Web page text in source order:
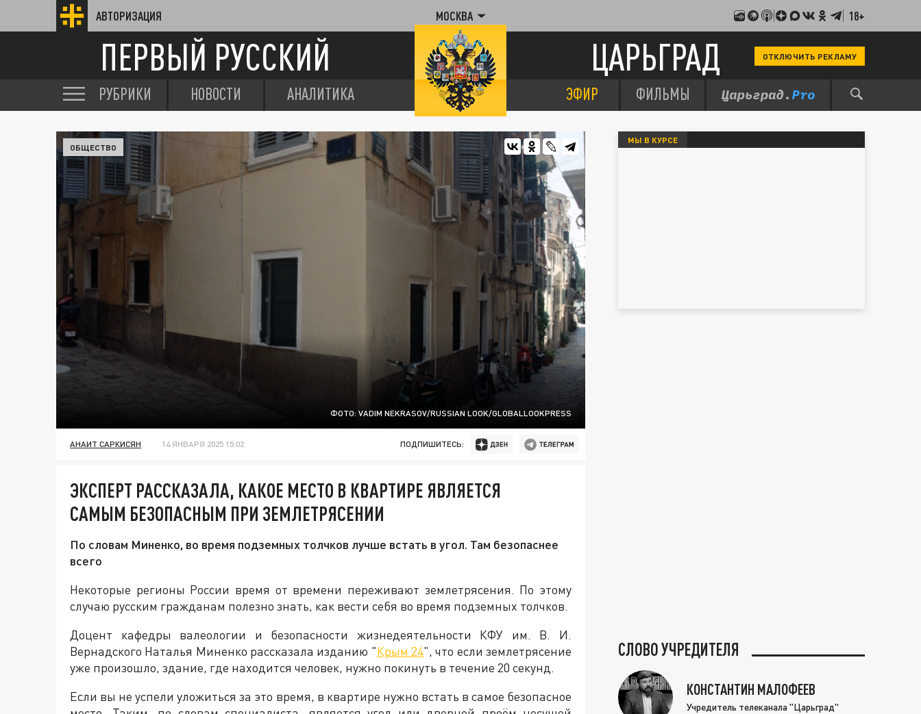
АВТОРИЗАЦИЯ МОСКВА 18+
ПЕРВЫЙ РУССКИЙ ЦАРЬГРАД ОТКЛЮЧИТЬ РЕКЛАМУ
РУБРИКИ НОВОСТИ АНАЛИТИКА ЭФИР ФИЛЬМЫ
ФОТО: VADIM NEKRASOV/RUSSIAN LOOK/GLOBALLOOKPRESS
ОБЩЕСТВО
АНАИТ САРКИСЯН 14 ЯНВАРЯ 2025 15:02 ПОДПИШИТЕСЬ:
ЭКСПЕРТ РАССКАЗАЛА, КАКОЕ МЕСТО В КВАРТИРЕ ЯВЛЯЕТСЯ
САМЫМ БЕЗОПАСНЫМ ПРИ ЗЕМЛЕТРЯСЕНИИ
По словам Миненко, во время подземных толчков лучше встать в угол. Там безопаснее
всего
Некоторые регионы России время от времени переживают землетрясения. По этому
случаю русским гражданам полезно знать, как вести себя во время подземных толчков.
Доцент кафедры валеологии и безопасности жизнедеятельности КФУ им. В. И.
Вернадского Наталья Миненко рассказала изданию "Крым 24", что если землетрясение
уже произошло, здание, где находится человек, нужно покинуть в течение 20 секунд.
Если вы не успели уложиться за это время, в квартире нужно встать в самое безопасное
МЫ В КУРСЕ
СЛОВО УЧРЕДИТЕЛЯ
КОНСТАНТИН МАЛОФЕЕВ
Учредитель телеканала "Царьград"